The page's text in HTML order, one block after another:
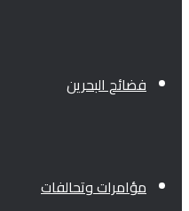
فضائح البحرين
مؤامرات وتحالفات